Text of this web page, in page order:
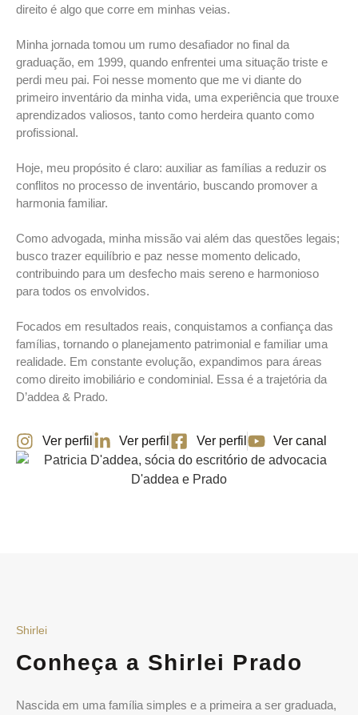
direito é algo que corre em minhas veias.
Minha jornada tomou um rumo desafiador no final da
graduação, em 1999, quando enfrentei uma situação triste e
perdi meu pai. Foi nesse momento que me vi diante do
primeiro inventário da minha vida, uma experiência que trouxe
aprendizados valiosos, tanto como herdeira quanto como
profissional.
Hoje, meu propósito é claro: auxiliar as famílias a reduzir os
conflitos no processo de inventário, buscando promover a
harmonia familiar.
Como advogada, minha missão vai além das questões legais;
busco trazer equilíbrio e paz nesse momento delicado,
contribuindo para um desfecho mais sereno e harmonioso
para todos os envolvidos.
Focados em resultados reais, conquistamos a confiança das
famílias, tornando o planejamento patrimonial e familiar uma
realidade. Em constante evolução, expandimos para áreas
como direito imobiliário e condominial. Essa é a trajetória da
D’addea & Prado.
Ver perfil Ver perfil Ver perfil Ver canal
Shirlei
Conheça a Shirlei Prado
Nascida em uma família simples e a primeira a ser graduada,